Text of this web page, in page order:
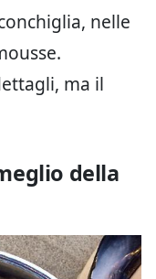
nelle
ma il
della